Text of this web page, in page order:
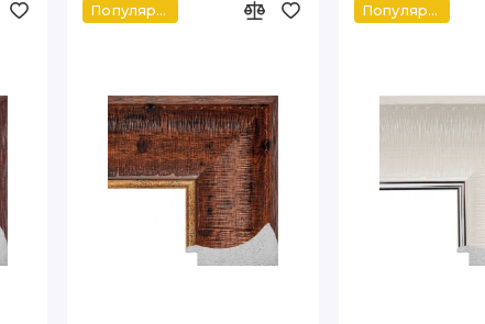
Популярное Популярное